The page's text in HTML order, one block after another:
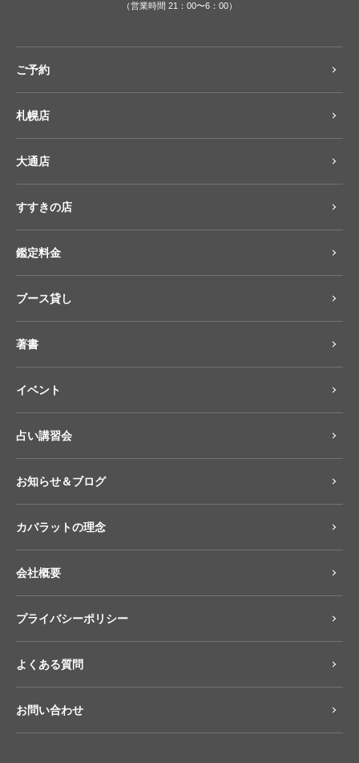
（営業時間 21：00〜6：00）
ご予約
札幌店
大通店
すすきの店
鑑定料金
ブース貸し
著書
イベント
占い講習会
お知らせ＆ブログ
カバラットの理念
会社概要
プライバシーポリシー
よくある質問
お問い合わせ